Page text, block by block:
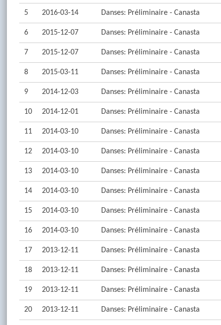
5 2016-03-14 Danses: Préliminaire - Canasta
6 2015-12-07 Danses: Préliminaire - Canasta
7 2015-12-07 Danses: Préliminaire - Canasta
8 2015-03-11 Danses: Préliminaire - Canasta
9 2014-12-03 Danses: Préliminaire - Canasta
10 2014-12-01 Danses: Préliminaire - Canasta
11 2014-03-10 Danses: Préliminaire - Canasta
12 2014-03-10 Danses: Préliminaire - Canasta
13 2014-03-10 Danses: Préliminaire - Canasta
14 2014-03-10 Danses: Préliminaire - Canasta
15 2014-03-10 Danses: Préliminaire - Canasta
16 2014-03-10 Danses: Préliminaire - Canasta
17 2013-12-11 Danses: Préliminaire - Canasta
18 2013-12-11 Danses: Préliminaire - Canasta
19 2013-12-11 Danses: Préliminaire - Canasta
20 2013-12-11 Danses: Préliminaire - Canasta